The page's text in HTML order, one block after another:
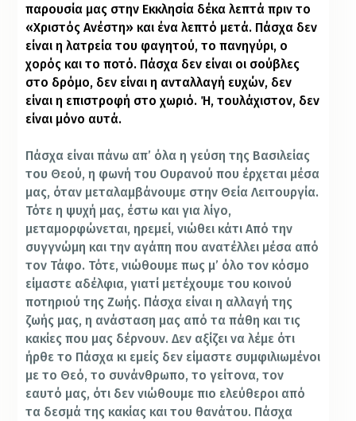
παρουσία μας στην Εκκλησία δέκα λεπτά πριν το
«Χριστός Ανέστη» και ένα λεπτό μετά. Πάσχα δεν
είναι η λατρεία του φαγητού, το πανηγύρι, ο
χορός και το ποτό. Πάσχα δεν είναι οι σούβλες
στο δρόμο, δεν είναι η ανταλλαγή ευχών, δεν
είναι η επιστροφή στο χωριό. Ή, τουλάχιστον, δεν
είναι μόνο αυτά.
Πάσχα είναι πάνω απ’ όλα η γεύση της Βασιλείας
του Θεού, η φωνή του Ουρανού που έρχεται μέσα
μας, όταν μεταλαμβάνουμε στην Θεία Λειτουργία.
Τότε η ψυχή μας, έστω και για λίγο,
μεταμορφώνεται, ηρεμεί, νιώθει κάτι Από την
συγγνώμη και την αγάπη που ανατέλλει μέσα από
τον Τάφο. Τότε, νιώθουμε πως μ’ όλο τον κόσμο
είμαστε αδέλφια, γιατί μετέχουμε του κοινού
ποτηριού της Ζωής. Πάσχα είναι η αλλαγή της
ζωής μας, η ανάσταση μας από τα πάθη και τις
κακίες που μας δέρνουν. Δεν αξίζει να λέμε ότι
ήρθε το Πάσχα κι εμείς δεν είμαστε συμφιλιωμένοι
με το Θεό, το συνάνθρωπο, το γείτονα, τον
εαυτό μας, ότι δεν νιώθουμε πιο ελεύθεροι από
τα δεσμά της κακίας και του θανάτου. Πάσχα